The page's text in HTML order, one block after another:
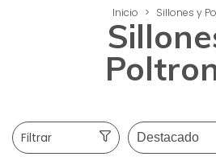
Inicio > Sillones y
Filtrar